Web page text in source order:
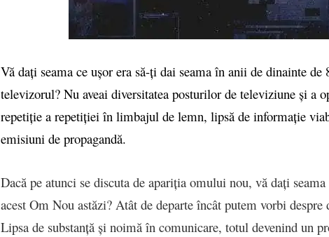
Vă dați seama ce ușor era să-ți dai seama în anii de dinainte
televizorul? Nu aveai diversitatea posturilor de televiziune și a
repetiție a repetiției în limbajul de lemn, lipsă de informație
emisiuni de propagandă.
Dacă pe atunci se discuta de apariția omului nou, vă dați
acest Om Nou astăzi? Atât de departe încât putem vorbi despre
Lipsa de substanță și noimă în comunicare, totul devenind un